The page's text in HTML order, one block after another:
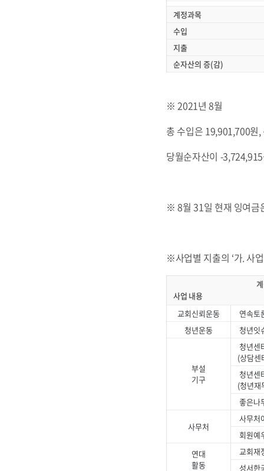
계정과목
수입
지출
순자산의 증(감)
※ 2021년 8월
총 수입은 19,901,700원
당월순자산이 -
※ 8월 31일 현재 잉여금
※사업별 지출의 ‘가. 사
계정별
사업 내용
교회신뢰운동
연속토
청년운동
청년잇
부설
기구
청년센
(상담
청년센
(청년재
좋은나
사무처
사무처
회원예
연대
활동
교회재
성서한